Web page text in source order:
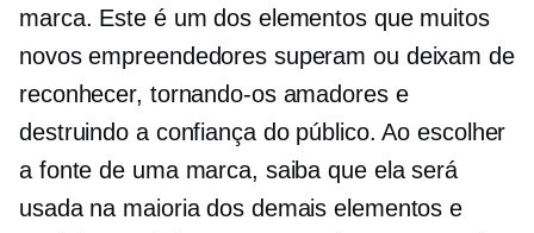
marca. Este é um dos elementos que muitos
novos empreendedores superam ou deixam de
reconhecer, tornando-os amadores e
destruindo a confiança do público. Ao escolher
a fonte de uma marca, saiba que ela será
usada na maioria dos demais elementos e